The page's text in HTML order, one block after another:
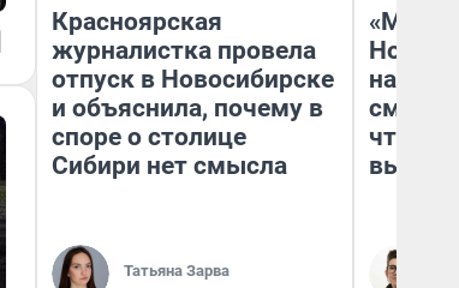
Красноярская
журналистка провела
отпуск в Новосибирске
и объяснила, почему в
споре о столице
Сибири нет смысла
Татьяна Зарва
«Мы
чтобы